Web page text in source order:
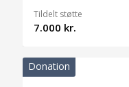
Tildelt støtte
7.000 kr.
Donation